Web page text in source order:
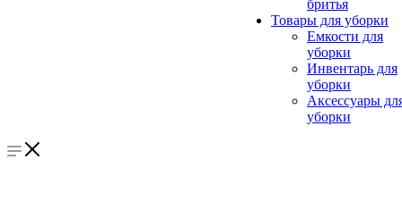
бритья
Товары для уборки
Емкости для
уборки
Инвентарь для
уборки
Аксессуары
уборки